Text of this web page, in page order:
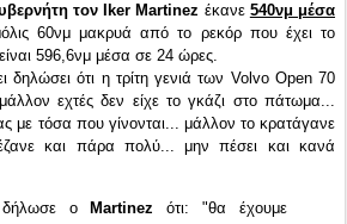
τον Iker Martinez έκανε 540νμ μέσα
60νμ μακρυά από το ρεκόρ που έχει το
596,6νμ μέσα σε 24 ώρες.
δηλώσει ότι η τρίτη γενιά των Volvo Open 70
εχτές δεν είχε το γκάζι στο πάτωμα...
με τόσα που γίνονται... μάλλον το κρατάγανε
και πάρα πολύ... μην πέσει και κανά
δήλωσε ο Martinez ότι: "θα έχουμε